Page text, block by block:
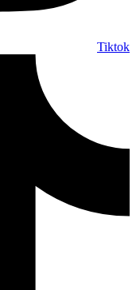
Tiktok